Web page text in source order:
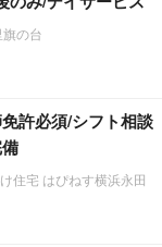
の台
許必須/シフト相談
住宅 はぴねす横浜永田